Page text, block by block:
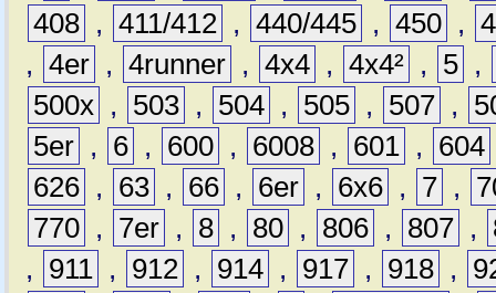
408 , 411/412 , 440/445 , 450 ,
, 4er , 4runner , 4x4 , 4x4² , 5 ,
500x , 503 , 504 , 505 , 507 ,
5er , 6 , 600 , 6008 , 601 , 604
626 , 63 , 66 , 6er , 6x6 , 7 ,
770 , 7er , 8 , 80 , 806 , 807 ,
,
911 , 912 , 914 , 917 , 918 ,